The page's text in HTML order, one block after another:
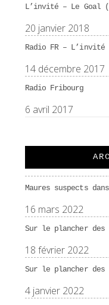
L’invité – Le Goal
20 janvier 2018
Radio FR – L’invité
14 décembre 2017
Radio Fribourg
6 avril 2017
Maures suspects
16 mars 2022
Sur le plancher des
18 février 2022
Sur le plancher des
4 janvier 2022